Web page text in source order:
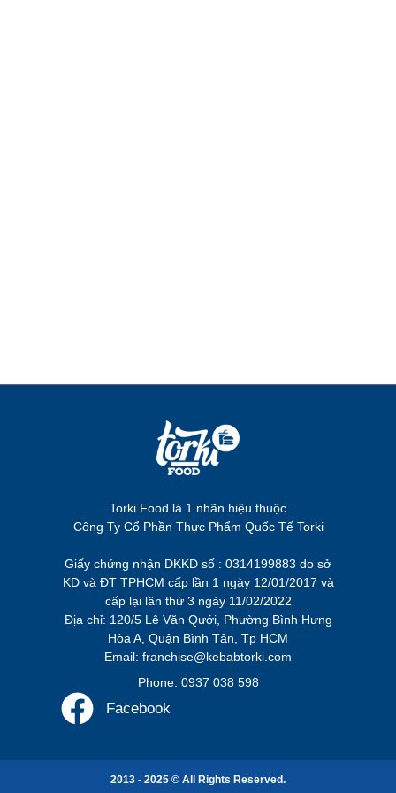
Torki Food là 1 nhãn hiệu thuộc
Công Ty Cổ Phần Thực Phẩm Quốc Tế Torki
Giấy chứng nhận DKKD số : 0314199883 do sở
KD và ĐT TPHCM cấp lần 1 ngày 12/01/2017 và
cấp lại lần thứ 3 ngày 11/02/2022
Địa chỉ: 120/5 Lê Văn Qưới, Phường Bình Hưng
Hòa A, Quận Bình Tân, Tp HCM
Email: franchise@kebabtorki.com
Phone: 0937 038 598
Facebook
2013 - 2025 © All Rights Reserved.